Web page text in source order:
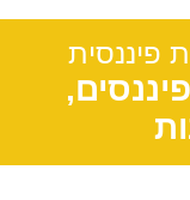
פיננסית